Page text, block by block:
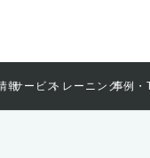
報サービストレーニング事例